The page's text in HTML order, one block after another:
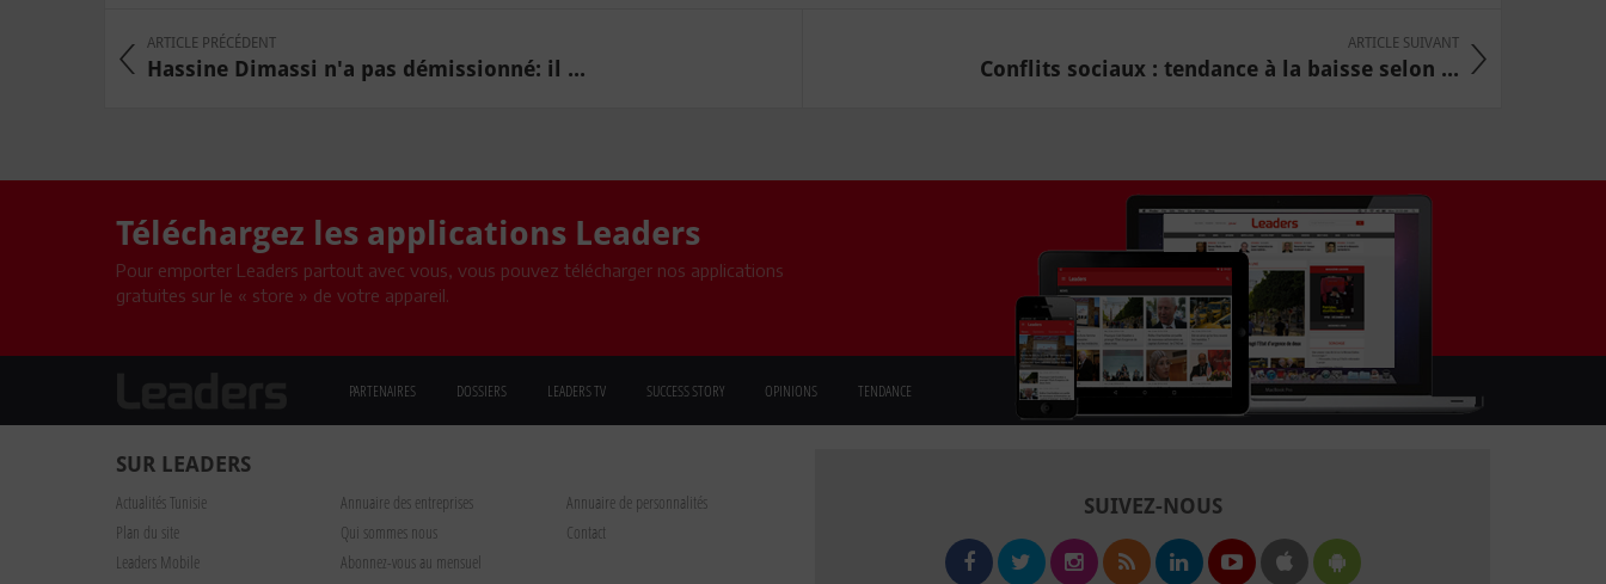
ARTICLE PRÉCÉDENT
Hassine Dimassi n'a pas démissionné: il ...
ARTICLE SUIVANT
Conflits sociaux : tendance à la baisse selon ...
Téléchargez les applications Leaders
Pour emporter Leaders partout avec vous, vous pouvez télécharger nos applications
gratuites sur le « store » de votre appareil.
PARTENAIRES DOSSIERS LEADERS TV SUCCESS STORY OPINIONS TENDANCE
SUR LEADERS
Actualités Tunisie Annuaire des entreprises
Annuaire de personnalités
Plan du site
Qui sommes nous
Contact
Leaders Mobile
Abonnez-vous au mensuel
SUIVEZ-NOUS